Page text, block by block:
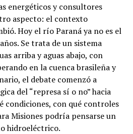
energéticos y consultores
aspecto: el contexto
Hoy el río Paraná ya no es el
Se trata de un sistema
arriba y aguas abajo, con
en la cuenca brasileña y
el debate comenzó a
del “represa sí o no” hacia
condiciones, con qué controles
Misiones podría pensarse un
hidroeléctrico.